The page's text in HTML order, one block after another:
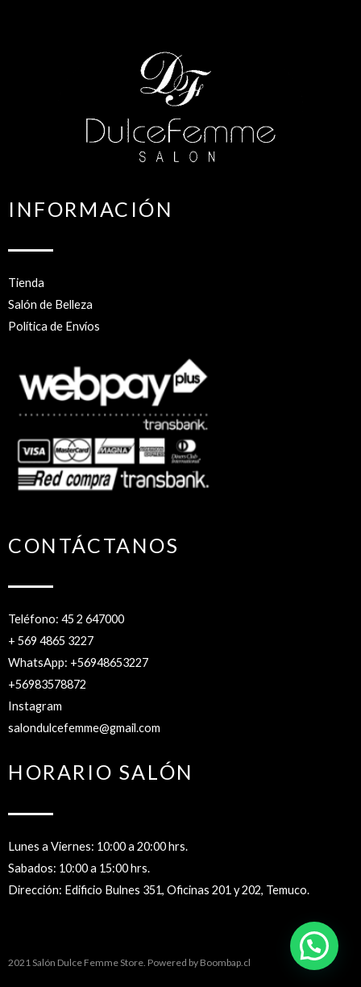
INFORMACIÓN
Tienda
Salón de Belleza
Política de Envíos
CONTÁCTANOS
Teléfono: 45 2 647000
+ 569 4865 3227
WhatsApp: +56948653227
+56983578872
Instagram
salondulcefemme@gmail.com
HORARIO SALÓN
Lunes a Viernes: 10:00 a 20:00 hrs.
Sabados: 10:00 a 15:00 hrs.
Dirección: Edificio Bulnes 351, Oficinas 201 y 202, Temuco.
2021 Salón Dulce Femme Store. Powered by Boombap.cl